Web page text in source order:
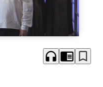
headphones chrome_reader_mode bookmark_border